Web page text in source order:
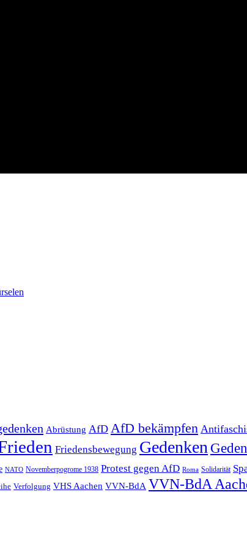
Abrüstung AfD AfD bekämpfen
Friedensbewegung Gedenken
NATO Novemberpogrome 1938 Protest gegen AfD Roma Solidarität
Verfolgung VHS Aachen VVN-BdA VVN-BdA